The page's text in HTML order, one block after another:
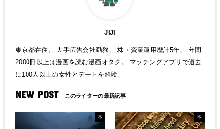
JIJI
東京都在住。 大手広告会社勤務。 株・資産運用歴計5年。 年間
2000冊以上は漫画を読む漫画オタク。 マッチングアプリで過去
に100人以上の女性とデートを経験。
NEW POST
本 本